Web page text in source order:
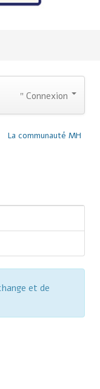
Connexion
La communauté MH
et de